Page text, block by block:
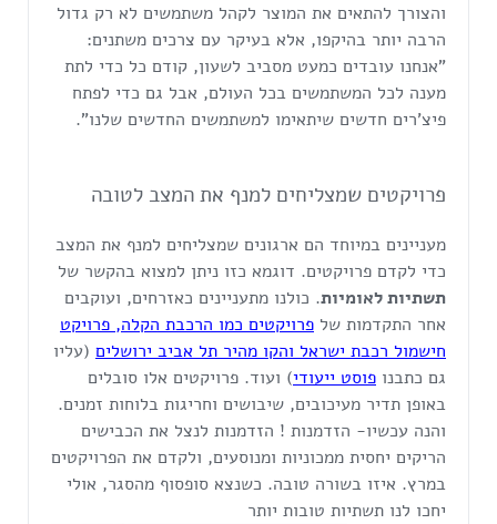
והצורך להתאים את המוצר לקהל משתמשים לא רק גדול
הרבה יותר בהיקפו, אלא בעיקר עם צרכים משתנים:
"אנחנו עובדים כמעט מסביב לשעון, קודם כל כדי לתת
מענה לכל המשתמשים בכל העולם, אבל גם כדי לפתח
פיצ'רים חדשים שיתאימו למשתמשים החדשים שלנו".
פרויקטים שמצליחים למנף את המצב לטובה
מעניינים במיוחד הם ארגונים שמצליחים למנף את המצב
כדי לקדם פרויקטים. דוגמא כזו ניתן למצוא בהקשר של
תשתיות לאומיות. כולנו מתעניינים כאזרחים, ועוקבים
אחר התקדמות של פרויקטים כמו הרכבת הקלה, פרויקט
חישמול רכבת ישראל והקו מהיר תל אביב ירושלים (עליו
גם כתבנו פוסט ייעודי) ועוד. פרויקטים אלו סובלים
באופן תדיר מעיכובים, שיבושים וחריגות בלוחות זמנים.
והנה עכשיו- הזדמנות ! הזדמנות לנצל את הכבישים
הריקים יחסית ממכוניות ומנוסעים, ולקדם את הפרויקטים
במרץ. איזו בשורה טובה. כשנצא סופסוף מהסגר, אולי
יחכו לנו תשתיות טובות יותר